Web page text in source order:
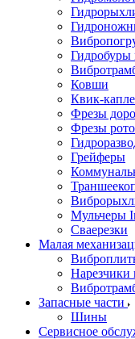
Ковши
Квик-
Фрезы
Фрезы
Грейферы
Мульчеры
Сваерезки
Малая
Нарезчики
Запасные части
Шины
Сервисное